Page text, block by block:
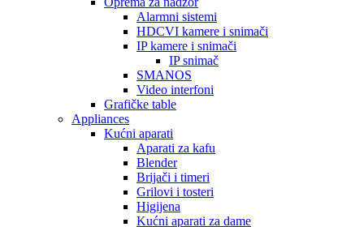
Alarmni sistemi
HDCVI kamere i snimači
IP kamere i snimači
IP snimač
SMANOS
Video interfoni
Grafičke table
Appliances
Kućni aparati
Aparati za kafu
Blender
Brijači i timeri
Grilovi i tosteri
Higijena
Kućni aparati za dame